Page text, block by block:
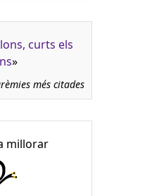
curts els
»
més citades
millorar